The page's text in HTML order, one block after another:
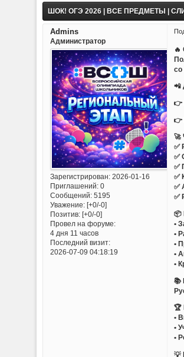
ШОК! ОГЭ 2026 | ВСЕ ПРЕДМЕТЫ |
Admins
Администратор
Зарегистрирован: 2026-01-16
Приглашений:0
Сообщений:5195
Уважение: [+0/-0]
Позитив: [+0/-0]
Провел на форуме:
4 дня 11 часов
Последний визит:
2026-07-09 04:18:19
со
📲
👉
👉
🚀
✅
✅
✅
✅
✅
✅
📦
•
•
•
•
•
📚
🏆
•
•
•